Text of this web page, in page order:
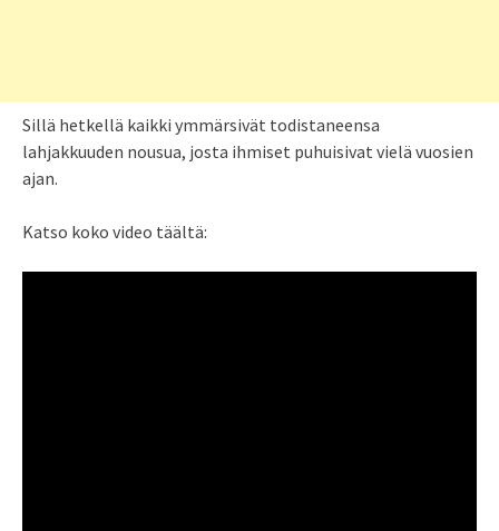
Sillä hetkellä kaikki ymmärsivät todistaneensa
lahjakkuuden nousua, josta ihmiset puhuisivat vielä vuosien
ajan.
Katso koko video täältä: